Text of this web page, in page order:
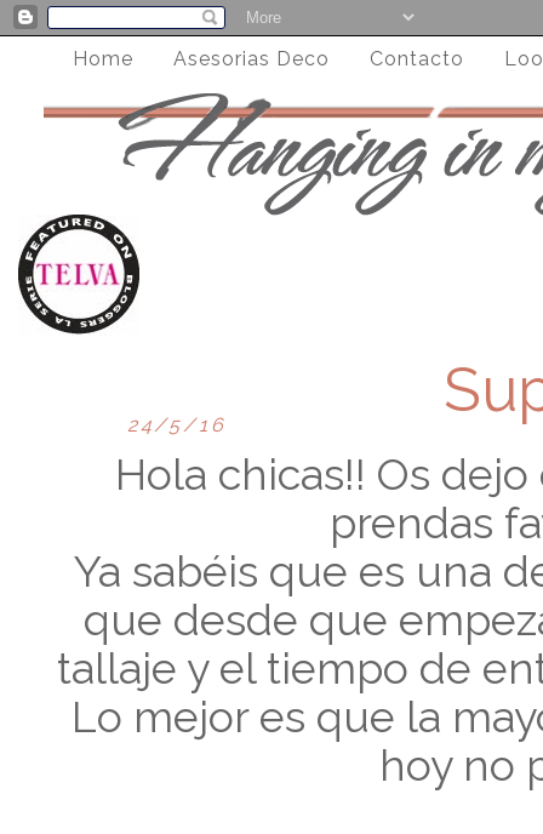
Home Asesorias Deco Contacto
24/5/16
Hola chicas!! Os
prendas
Ya sabéis que es una
que desde que
tallaje y el tiempo de
Lo mejor es que la
hoy no